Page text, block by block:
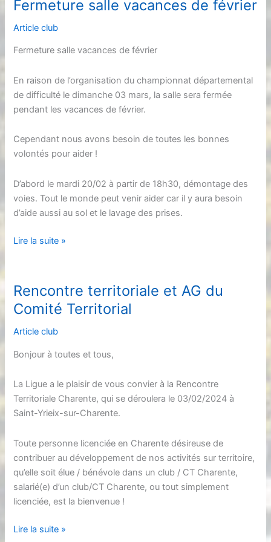
et
préparation
la
Fermeture salle vacances de février
Article club
Fermeture salle vacances de février
En raison de l’organisation du championnat départemental
de difficulté le dimanche 03 mars, la salle sera fermée
pendant les vacances de février.
Cependant nous avons besoin de toutes les bonnes
volontés pour aider !
D’abord le mardi 20/02 à partir de 18h30, démontage des
voies. Tout le monde peut venir aider car il y aura besoin
d’aide aussi au sol et le lavage des prises.
Fermeture
de
février
Lire la suite »
Rencontre territoriale et AG du
Comité Territorial
Article club
Bonjour à toutes et tous,
La Ligue a le plaisir de vous convier à la Rencontre
Territoriale Charente, qui se déroulera le 03/02/2024 à
Saint-Yrieix-sur-Charente.
Toute personne licenciée en Charente désireuse de
contribuer au développement de nos activités sur territoire,
qu’elle soit élue / bénévole dans un club / CT Charente,
salarié(e) d’un club/CT Charente, ou tout simplement
licenciée, est la bienvenue !
Rencontre
Lire la suite »